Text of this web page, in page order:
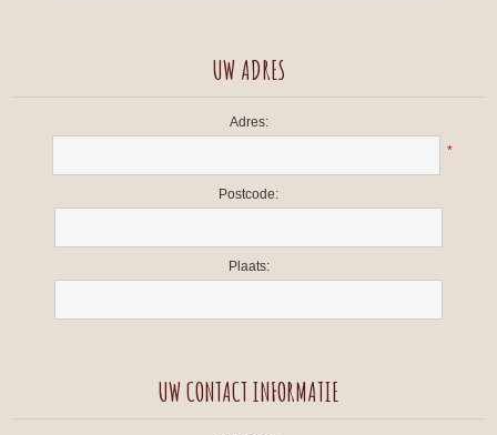
UW ADRES
Adres:
*
Postcode:
Plaats:
UW CONTACT INFORMATIE